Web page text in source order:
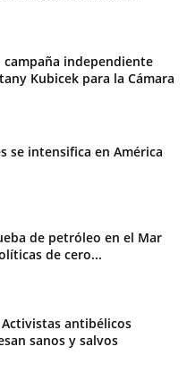
campaña independiente
Kubicek para la Cámara
se intensifica en América
de petróleo en el Mar
de cero...
Activistas antibélicos
sanos y salvos